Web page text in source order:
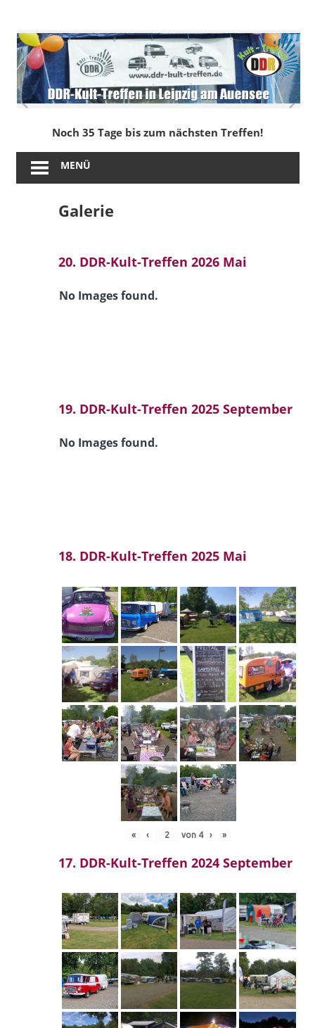
springen
DDR-
Kult-
Treffen
in
Leipzig
am
Noch 35 Tage bis zum nächsten Treffen!
MENÜ
Galerie
20. DDR-Kult-Treffen 2026 Mai
No Images found.
19. DDR-Kult-Treffen 2025 September
No Images found.
18. DDR-Kult-Treffen 2025 Mai
« ‹ von 4 › »
17. DDR-Kult-Treffen 2024 September